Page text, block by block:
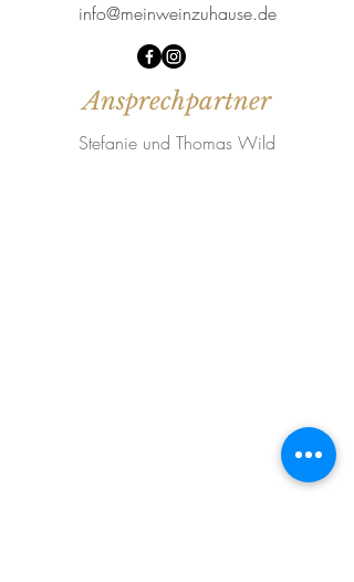
info@meinweinzuhause.de
Ansprechpartner
Stefanie und Thomas Wild